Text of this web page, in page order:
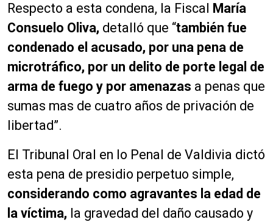
Respecto a esta condena, la Fiscal María
Consuelo Oliva, detalló que “también fue
condenado el acusado, por una pena de
microtráfico, por un delito de porte legal de
arma de fuego y por amenazas a penas que
sumas mas de cuatro años de privación de
libertad”.
El Tribunal Oral en lo Penal de Valdivia dictó
esta pena de presidio perpetuo simple,
considerando como agravantes la edad de
la víctima, la gravedad del daño causado y